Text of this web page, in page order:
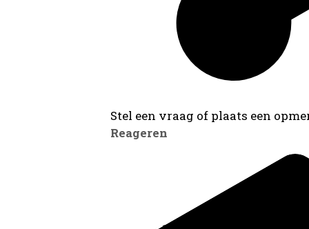
Stel een vraag of plaats een
Reageren